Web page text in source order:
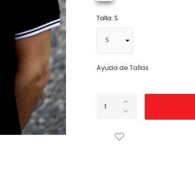
Talla: S
Ayuda de Tallas